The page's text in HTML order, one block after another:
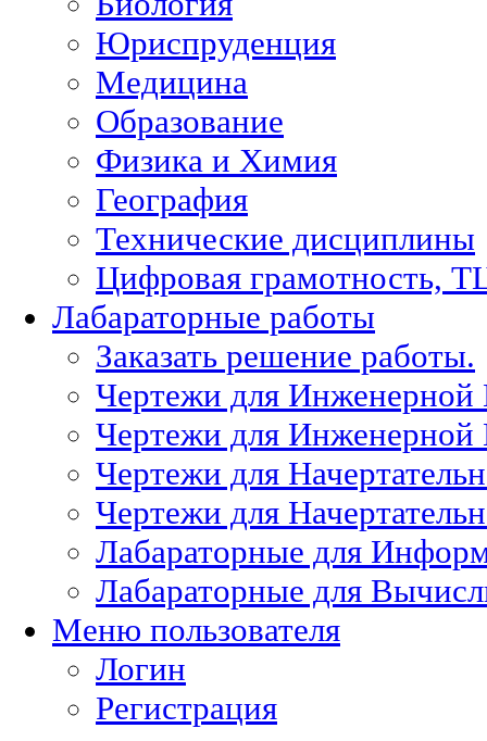
Юриспруденция
Медицина
Образование
Физика и Химия
География
Технические дисциплины
Цифровая грамотность,
Лабараторные работы
Заказать решение работы.
Чертежи для
Чертежи для
Чертежи для
Чертежи для
Лабараторные для
Лабараторные для
Меню пользователя
Логин
Регистрация